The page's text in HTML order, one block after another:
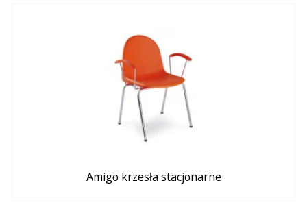
Amigo krzesła stacjonarne